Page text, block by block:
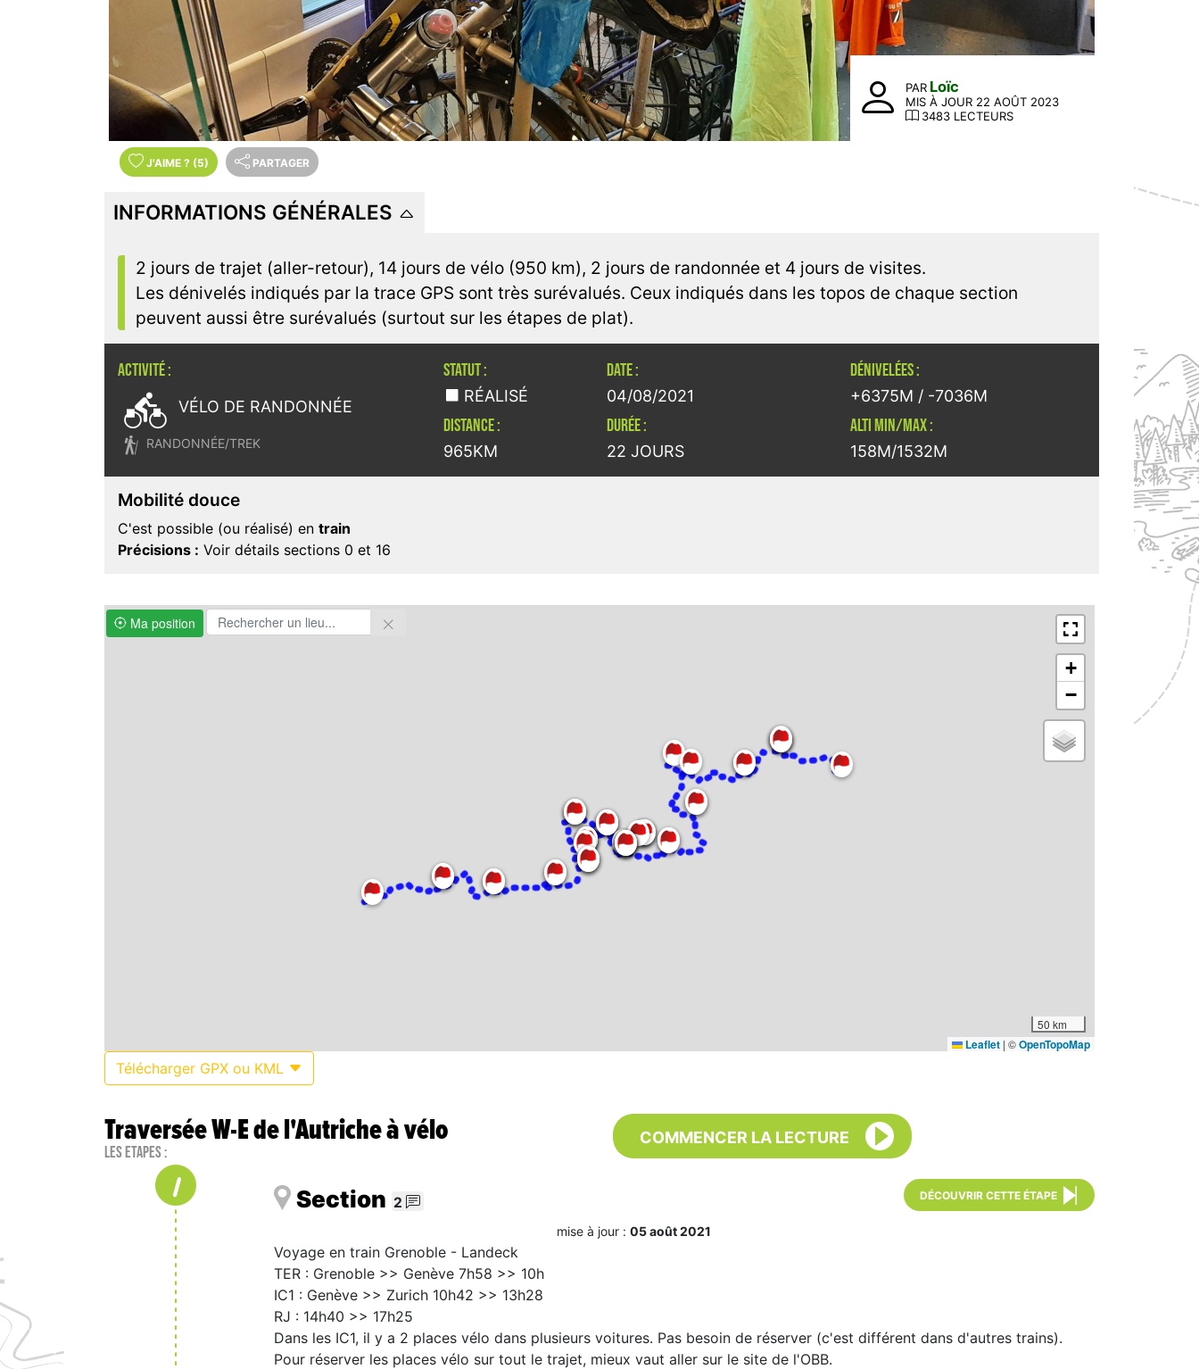
PAR Loïc
MIS À JOUR 22 AOÛT 2023
3483 LECTEURS
J'AIME ? (5) PARTAGER
INFORMATIONS GÉNÉRALES
2 jours de trajet (aller-retour), 14 jours de vélo (950 km), 2 jours de randonnée et 4 jours de visites.
Les dénivelés indiqués par la trace GPS sont très surévalués. Ceux indiqués dans les topos de chaque section
peuvent aussi être surévalués (surtout sur les étapes de plat).
ACTIVITÉ :
 VÉLO DE RANDONNÉE
 RANDONNÉE/TREK
STATUT :
RÉALISÉ
DISTANCE :
965KM
DATE :
04/08/2021
DURÉE :
22 JOURS
DÉNIVELÉES :
+6375M / -7036M
ALTI MIN/MAX :
158M/1532M
Mobilité douce
C'est possible (ou réalisé) en train
Précisions : Voir détails sections 0 et 16
Ma position
+
−
50 km
Leaflet | ©OpenTopoMap
Télécharger GPX ou KML
Traversée W-E de l'Autriche à vélo
Les étapes :
COMMENCER LA LECTURE
1 Section 2 DÉCOUVRIR CETTE ÉTAPE
mise à jour : 05 août 2021
Voyage en train Grenoble - Landeck
TER : Grenoble >> Genève 7h58 >> 10h
IC1 : Genève >> Zurich 10h42 >> 13h28
RJ : 14h40 >> 17h25
Dans les IC1, il y a 2 places vélo dans plusieurs voitures. Pas besoin de réserver (c'est différent dans d'autres trains).
Pour réserver les places vélo sur tout le trajet, mieux vaut aller sur le site de l'OBB.